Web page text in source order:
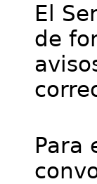
El
de
Para